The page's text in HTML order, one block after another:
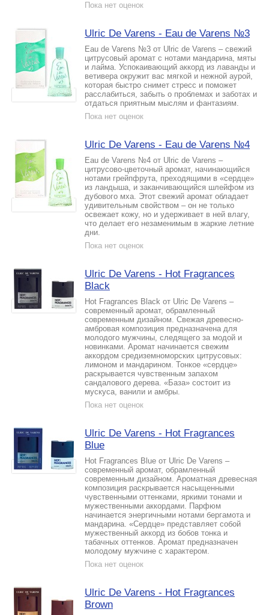
Пока нет оценок
Ulric De Varens - Eau de Varens №3
Eau de Varens №3 от Ulric de Varens – свежий
цитрусовый аромат с нотами мандарина, мяты
и лайма. Успокаивающий аккорд из лаванды и
ветивера окружит вас мягкой и нежной аурой,
которая быстро снимет стресс и поможет
расслабиться, забыть о проблемах и заботах и
отдаться приятным мыслям и фантазиям.
Пока нет оценок
Ulric De Varens - Eau de Varens №4
Eau de Varens №4 от Ulric de Varens –
цитрусово-цветочный аромат, начинающийся
нотами грейпфрута, преходящими в «сердце»
из ландыша, и заканчивающийся шлейфом из
дубового мха. Этот свежий аромат обладает
удивительным свойством – он не только
освежает кожу, но и удерживает в ней влагу,
что делает его незаменимым в жаркие летние
дни.
Пока нет оценок
Ulric De Varens - Hot Fragrances
Black
Hot Fragrances Black от Ulric De Varens –
современный аромат, обрамленный
современным дизайном. Свежая древесно-
амбровая композиция предназначена для
молодого мужчины, следящего за модой и
новинками. Аромат начинается свежим
аккордом средиземноморских цитрусовых:
лимоном и мандарином. Тонкое «сердце»
раскрывается чувственным запахом
сандалового дерева. «База» состоит из
мускуса, ванили и амбры.
Пока нет оценок
Ulric De Varens - Hot Fragrances
Blue
Hot Fragrances Blue от Ulric De Varens –
современный аромат, обрамленный
современным дизайном. Ароматная древесная
композиция раскрывается насыщенными
чувственными оттенками, яркими тонами и
мужественными аккордами. Парфюм
начинается энергичными нотами бергамота и
мандарина. «Сердце» представляет собой
мужественный аккорд из бобов тонка и
табачных оттенков. Аромат предназначен
молодому мужчине с характером.
Пока нет оценок
Ulric De Varens - Hot Fragrances
Brown